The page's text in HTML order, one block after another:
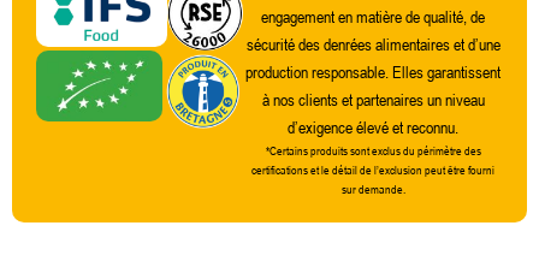
engagement en matière de qualité, de
sécurité des denrées alimentaires et d’une
production responsable. Elles garantissent
à nos clients et partenaires un niveau
d’exigence élevé et reconnu.
*Certains produits sont exclus du périmètre des
certifications et le détail de l’exclusion peut être fourni
sur demande.